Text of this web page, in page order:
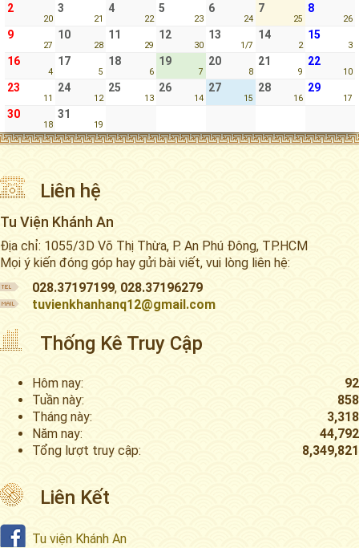
2
20
3
21
4
22
5
23
6
24
7
25
8
26
9
27
10
28
11
29
12
30
13
1/7
14
2
15
3
16
4
17
5
18
6
19
7
20
8
21
9
22
10
23
11
24
12
25
13
26
14
27
15
28
16
29
17
30
18
31
19
Liên hệ
Tu Viện Khánh An
Địa chỉ: 1055/3D Võ Thị Thừa, P. An Phú Đông, TP.HCM
Mọi ý kiến đóng góp hay gửi bài viết, vui lòng liên hệ:
028.37197199, 028.37196279
tuvienkhanhanq12@gmail.com
Thống Kê Truy Cập
Hôm nay:
92
Tuần này:
858
Tháng này:
3,318
Năm nay:
44,792
Tổng lượt truy cập:
8,349,821
Liên Kết
Tu viện Khánh An